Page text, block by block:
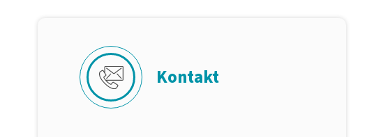
Kontakt